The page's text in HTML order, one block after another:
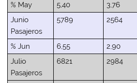
% May 5,40 3,76
Junio
Pasajeros
5789 2564
% Jun 6,55 2,90
Julio
Pasajeros
6821 2984